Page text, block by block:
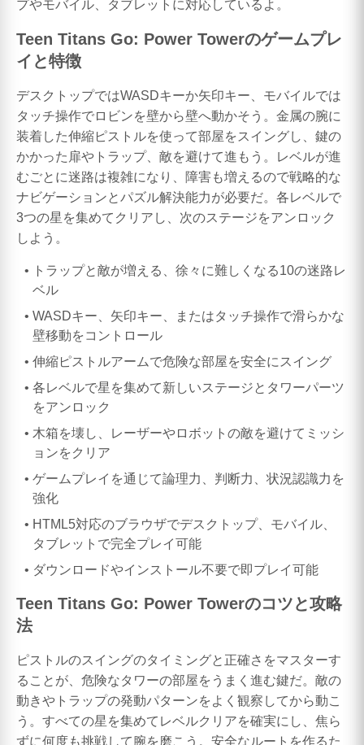
プやモバイル、タブレットに対応しているよ。
Teen Titans Go: Power Towerのゲームプレ
イと特徴
デスクトップではWASDキーか矢印キー、モバイルでは
タッチ操作でロビンを壁から壁へ動かそう。金属の腕に
装着した伸縮ピストルを使って部屋をスイングし、鍵の
かかった扉やトラップ、敵を避けて進もう。レベルが進
むごとに迷路は複雑になり、障害も増えるので戦略的な
ナビゲーションとパズル解決能力が必要だ。各レベルで
3つの星を集めてクリアし、次のステージをアンロック
しよう。
トラップと敵が増える、徐々に難しくなる10の迷路レ
ベル
WASDキー、矢印キー、またはタッチ操作で滑らかな
壁移動をコントロール
伸縮ピストルアームで危険な部屋を安全にスイング
各レベルで星を集めて新しいステージとタワーパーツ
をアンロック
木箱を壊し、レーザーやロボットの敵を避けてミッシ
ョンをクリア
ゲームプレイを通じて論理力、判断力、状況認識力を
強化
HTML5対応のブラウザでデスクトップ、モバイル、
タブレットで完全プレイ可能
ダウンロードやインストール不要で即プレイ可能
Teen Titans Go: Power Towerのコツと攻略
法
ピストルのスイングのタイミングと正確さをマスターす
ることが、危険なタワーの部屋をうまく進む鍵だ。敵の
動きやトラップの発動パターンをよく観察してから動こ
う。すべての星を集めてレベルクリアを確実にし、焦ら
ずに何度も挑戦して腕を磨こう。安全なルートを作るた